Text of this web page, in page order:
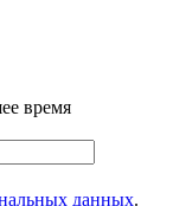
время
данных.